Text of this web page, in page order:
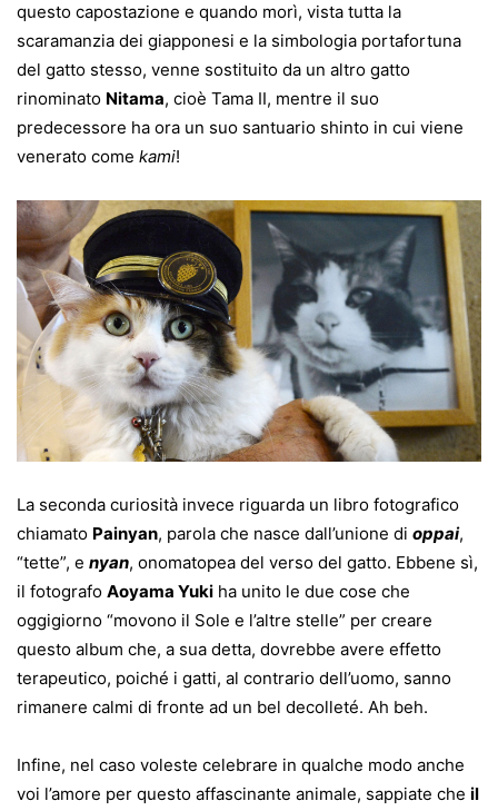
questo capostazione e quando morì, vista tutta la
scaramanzia dei giapponesi e la simbologia portafortuna
del gatto stesso, venne sostituito da un altro gatto
rinominato Nitama, cioè Tama II, mentre il suo
predecessore ha ora un suo santuario shinto in cui viene
venerato come kami!
La seconda curiosità invece riguarda un libro fotografico
chiamato Painyan, parola che nasce dall’unione di oppai,
“tette”, e nyan, onomatopea del verso del gatto. Ebbene sì,
il fotografo Aoyama Yuki ha unito le due cose che
oggigiorno “movono il Sole e l’altre stelle” per creare
questo album che, a sua detta, dovrebbe avere effetto
terapeutico, poiché i gatti, al contrario dell’uomo, sanno
rimanere calmi di fronte ad un bel decolleté. Ah beh.
Infine, nel caso voleste celebrare in qualche modo anche
voi l’amore per questo affascinante animale, sappiate che il